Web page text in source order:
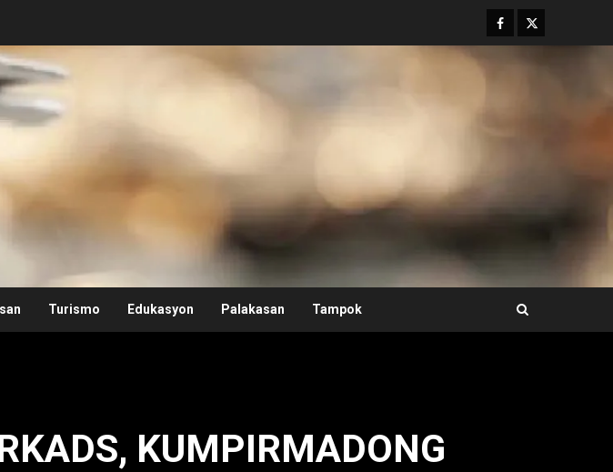
Facebook
Twitter
Turismo Edukasyon Palakasan Tampok
KUMPIRMADONG